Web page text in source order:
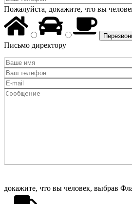
Пожалуйста, докажите, что вы
Письмо директору
докажите, что вы человек, выбрав